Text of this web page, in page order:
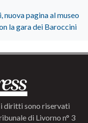
nuova pagina al museo
la gara dei Baroccini
diritti sono riservati
di Livorno n° 3